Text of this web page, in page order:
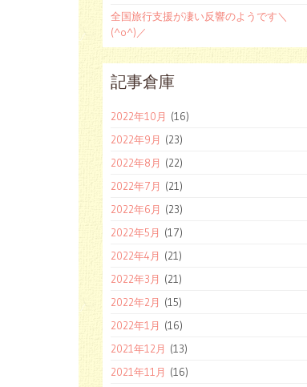
全国旅行支援が凄い反響のようです＼
(^o^)／
記事倉庫
2022年10月 (16)
2022年9月 (23)
2022年8月 (22)
2022年7月 (21)
2022年6月 (23)
2022年5月 (17)
2022年4月 (21)
2022年3月 (21)
2022年2月 (15)
2022年1月 (16)
2021年12月 (13)
2021年11月 (16)